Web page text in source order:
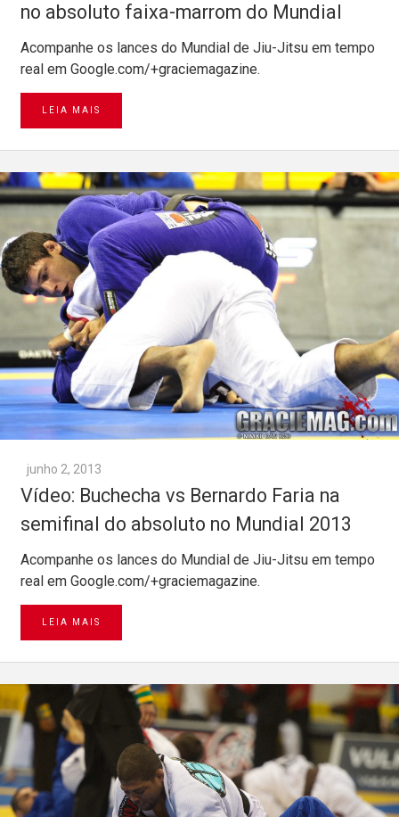
no absoluto faixa-marrom do Mundial
Acompanhe os lances do Mundial de Jiu-Jitsu em tempo
real em Google.com/+graciemagazine.
LEIA MAIS
junho 2, 2013
Vídeo: Buchecha vs Bernardo Faria na
semifinal do absoluto no Mundial 2013
Acompanhe os lances do Mundial de Jiu-Jitsu em tempo
real em Google.com/+graciemagazine.
LEIA MAIS